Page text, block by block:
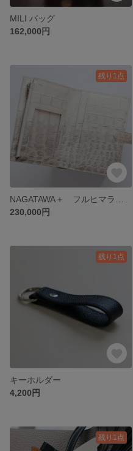
MILI バッグ
162,000円
残り1点
230,000円
残り1点
キーホルダー
4,200円
残り1点